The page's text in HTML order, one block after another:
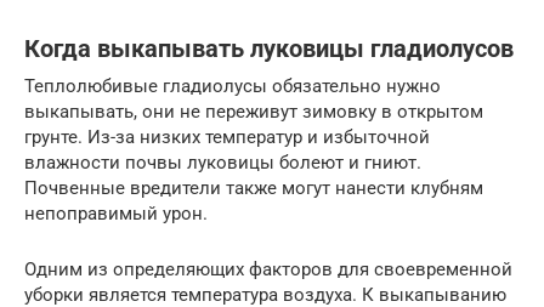
Когда выкапывать луковицы гладиолусов
Теплолюбивые гладиолусы обязательно нужно
выкапывать, они не переживут зимовку в открытом
грунте. Из-за низких температур и избыточной
влажности почвы луковицы болеют и гниют.
Почвенные вредители также могут нанести клубням
непоправимый урон.
Одним из определяющих факторов для своевременной
уборки является температура воздуха. К выкапыванию